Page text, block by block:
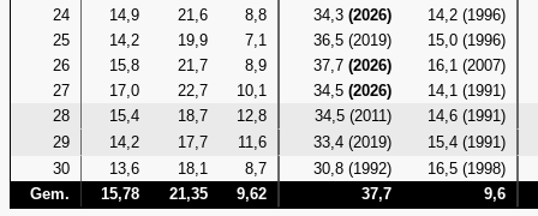
24
14,9 21,6 8,8 34,3(2026)
14,2 (1996)
25
14,2 19,9 7,1 36,5 (2019)
15,0 (1996)
26
15,8 21,7 8,9 37,7(2026)
16,1 (2007)
27
17,0 22,7 10,1 34,5(2026)
14,1 (1991)
28
15,4 18,7 12,8 34,5 (2011)
14,6 (1991)
29
14,2 17,7 11,6 33,4 (2019)
15,4 (1991)
30
13,6 18,1 8,7 30,8 (1992)
16,5 (1998)
Gem.
15,78 21,35 9,62 37,7 9,6